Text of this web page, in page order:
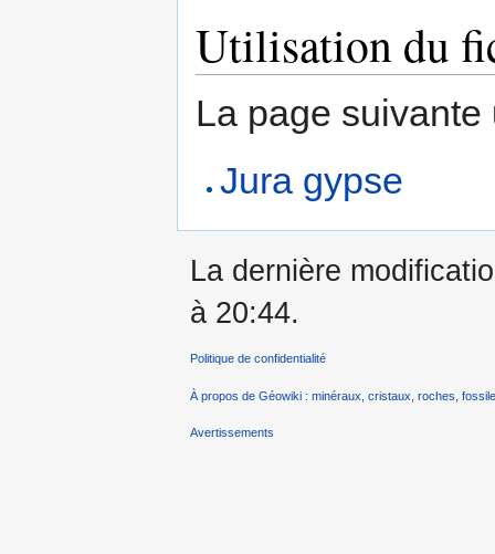
Utilisation du
La page
Jura gypse
La dernière
à 20:44.
Politique de confidentialité
À propos de Géowiki : minéraux, cristaux, roches,
Avertissements